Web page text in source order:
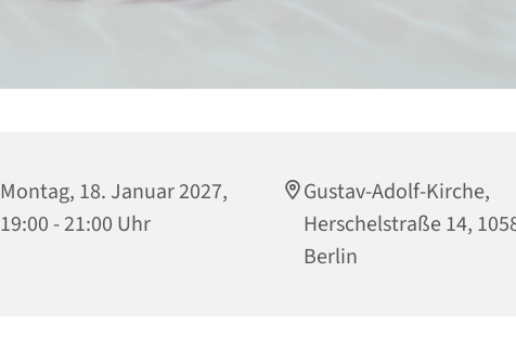
Montag, 18. Januar 2027,
19:00 - 21:00 Uhr
Gustav-Adolf-Kirche,
Herschelstraße 14,
Berlin